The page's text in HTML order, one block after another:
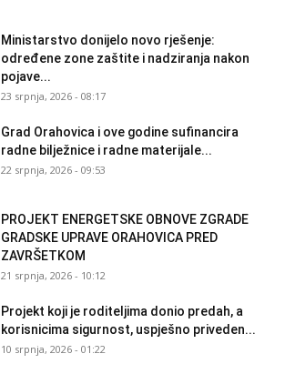
Ministarstvo donijelo novo rješenje:
određene zone zaštite i nadziranja nakon
pojave...
23 srpnja, 2026 - 08:17
Grad Orahovica i ove godine sufinancira
radne bilježnice i radne materijale...
22 srpnja, 2026 - 09:53
PROJEKT ENERGETSKE OBNOVE ZGRADE
GRADSKE UPRAVE ORAHOVICA PRED
ZAVRŠETKOM
21 srpnja, 2026 - 10:12
Projekt koji je roditeljima donio predah, a
korisnicima sigurnost, uspješno priveden...
10 srpnja, 2026 - 01:22